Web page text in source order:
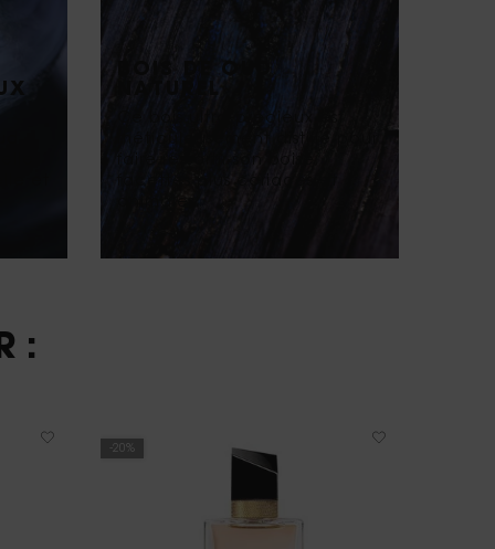
et
BOIS DE OUD
NATUREL
Ce bois ultra-précieux est
:
-20%